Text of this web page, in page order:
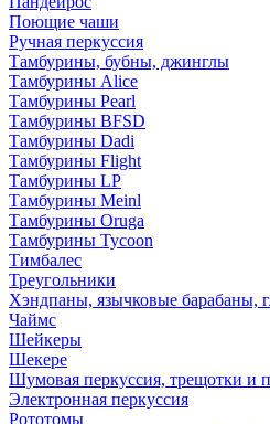
Поющие чаши
Ручная перкуссия
Тамбурины, бубны, джинглы
Тамбурины Alice
Тамбурины Pearl
Тамбурины BFSD
Тамбурины Dadi
Тамбурины Flight
Тамбурины LP
Тамбурины Meinl
Тамбурины Oruga
Тамбурины Tycoon
Тимбалес
Треугольники
Хэндпаны, язычковые барабаны,
Чаймс
Шейкеры
Шекере
Шумовая перкуссия, трещотки и
Электронная перкуссия
Рототомы